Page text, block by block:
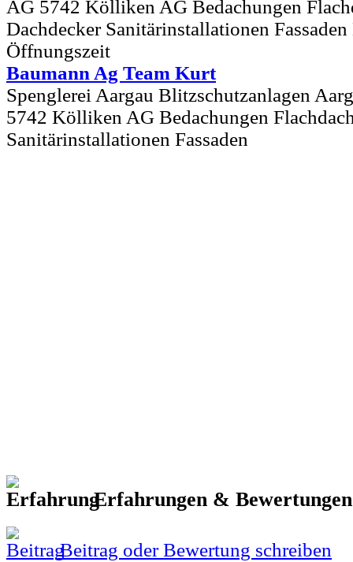
Baumann Ag Team Kurt
Spenglerei Aargau Blitzschutzanlagen
5742 Kölliken AG Bedachungen
Sanitärinstallationen Fassaden
Erfahrungen &
Beitrag oder Bewertung schreiben